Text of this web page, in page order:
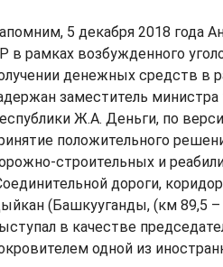
5 декабря 2018 года
в рамках возбужденного
денежных средств в
заместитель
Ж.А. Деньги, по
положительного
строительных и
дороги,
(Башкууганды, (км 89,5
в качестве
одной из